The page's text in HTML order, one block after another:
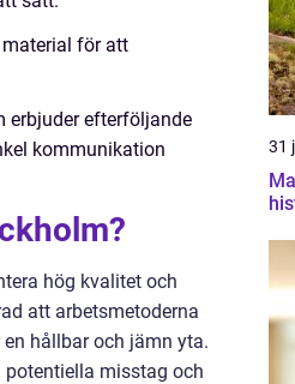
för att
erbjuder efterföljande
kommunikation
hög kvalitet och
att arbetsmetoderna
hållbar och jämn yta.
potentiella misstag och
31